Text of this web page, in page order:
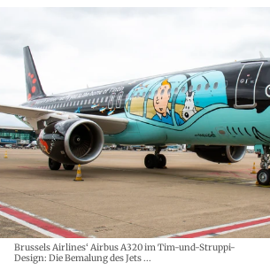
Brussels Airlines‘ Airbus A320 im Tim-und-Struppi-
Design: Die Bemalung des Jets ...